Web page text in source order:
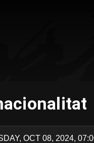
OCT 08, 2024,